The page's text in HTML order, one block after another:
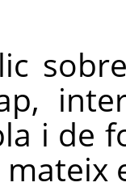
i de